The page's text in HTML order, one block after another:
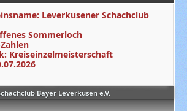
Bayer Leverkusen e.V.
Leverkusener Schachclub
Sommerloch
Kreiseinzelmeisterschaft